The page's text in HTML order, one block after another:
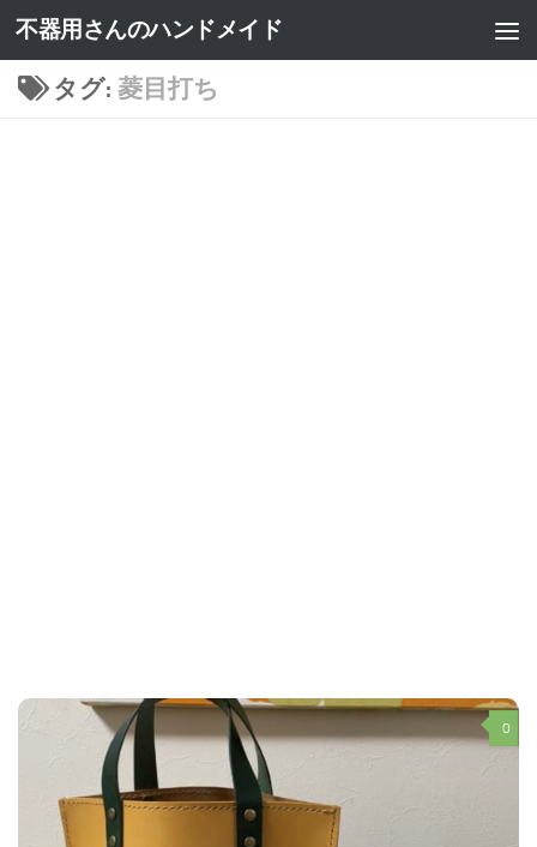
不器用さんのハンドメイド
タグ: 菱目打ち
0